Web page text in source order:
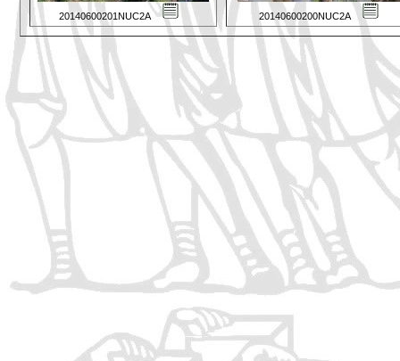
20140600201NUC2A 20140600200NUC2A